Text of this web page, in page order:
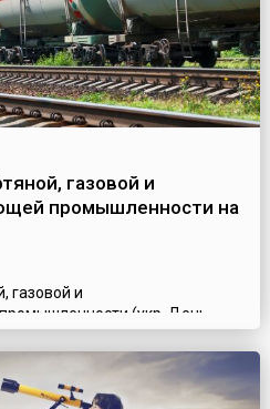
газовой и
промышленности на
газовой и
(укр. День
та нафтопереробної
на Украине ежегодно во второе
Указу Президента №
в поддержку инициативы